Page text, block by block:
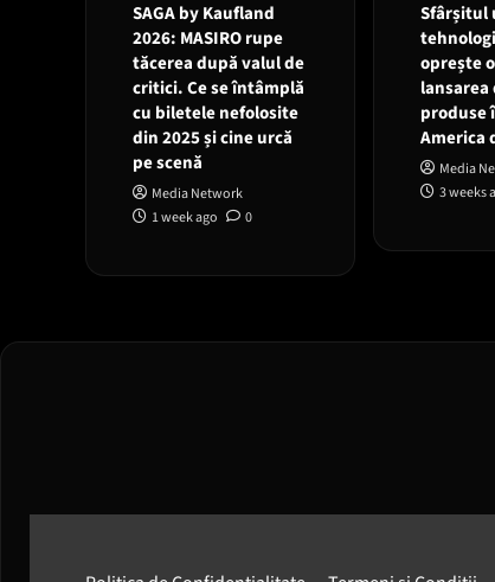
SAGA by Kaufland
2026: MASIRO rupe
tăcerea după valul de
critici. Ce se întâmplă
cu biletele nefolosite
din 2025 și cine urcă
pe scenă
Media Network
1 week ago
0
Sfârșitul
oprește
lansarea
produse
America
Media
3 weeks